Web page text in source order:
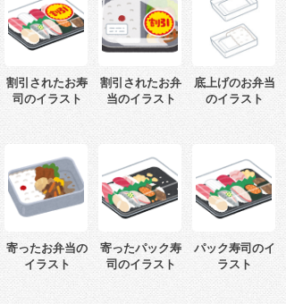
割引されたお寿
司のイラスト
割引されたお弁
当のイラスト
底上げのお弁当
のイラスト
寄ったお弁当の
イラスト
寄ったパック寿
司のイラスト
パック寿司のイ
ラスト